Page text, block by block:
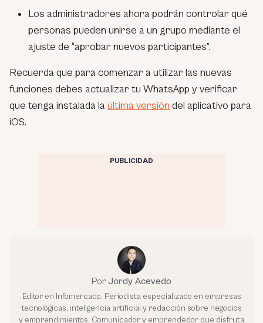
Los administradores ahora podrán controlar qué
personas pueden unirse a un grupo mediante el
ajuste de “aprobar nuevos participantes”.
Recuerda que para comenzar a utilizar las nuevas
funciones debes actualizar tu WhatsApp y verificar
que tenga instalada la última versión del aplicativo para
iOS.
PUBLICIDAD
Por Jordy Acevedo
Editor en Infomercado. Periodista especializado en empresas
tecnológicas, inteligencia artificial y redacción sobre negocios
y emprendimientos. Comunicador y emprendedor que disfruta